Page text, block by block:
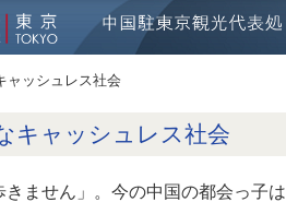
ャッシュレス社会
キャッシュレス社会
きません」。今の中国の都会っ子